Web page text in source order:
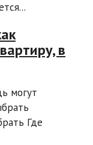
в
могут
Где